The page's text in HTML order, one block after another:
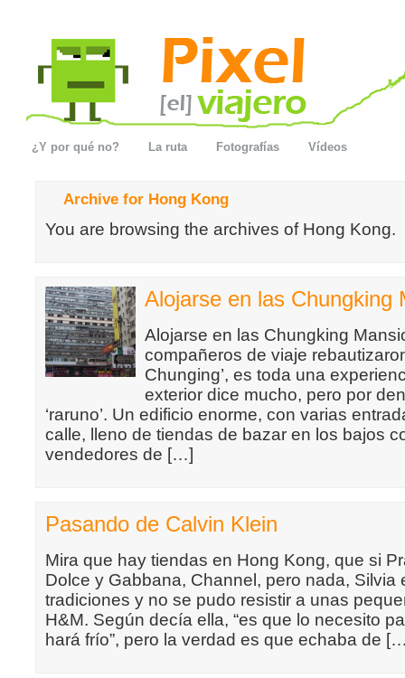
¿Y por qué no? La ruta Fotografías Vídeos
Archive for Hong Kong
You are browsing the archives of Hong Kong.
Alojarse en las Chungking
Alojarse en las Chungking
compañeros de viaje
Chunging’, es toda una
exterior dice mucho, pero por
‘raruno’. Un edificio enorme, con varias
calle, lleno de tiendas de bazar en los bajos
vendedores de […]
Pasando de Calvin Klein
Mira que hay tiendas en Hong Kong, que si
Dolce y Gabbana, Channel, pero nada, Silvia
tradiciones y no se pudo resistir a unas
H&M. Según decía ella, “es que lo necesito
hará frío”, pero la verdad es que echaba de